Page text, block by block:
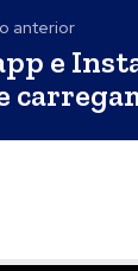
anterior
e